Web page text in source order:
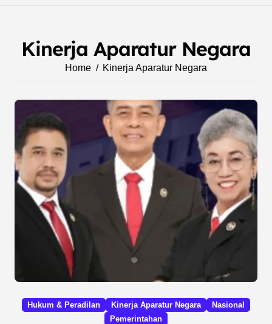
Kinerja Aparatur Negara
Home Kinerja Aparatur Negara
Hukum & Peradilan Kinerja Aparatur Negara
Nasional
Pemerintahan